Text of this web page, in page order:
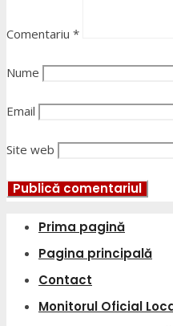
Comentariu *
Nume
Email
Site web
Prima pagină
Pagina principală
Contact
Monitorul Oficial